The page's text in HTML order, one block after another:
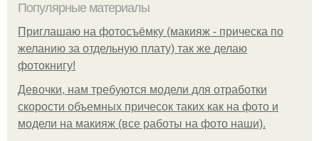
Популярные материалы
Приглашаю на фотосъёмку (макияж - прическа по
желанию за отдельную плату) так же делаю
фотокнигу!
Девочки, нам требуются модели для отработки
скорости объемных причесок таких как на фото и
модели на макияж (все работы на фото наши).